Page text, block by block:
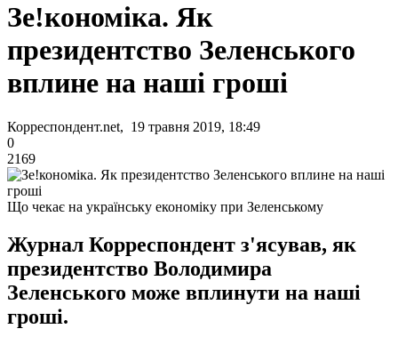
Зе!кономіка. Як
президентство Зеленського
вплине на наші гроші
Корреспондент.net, 19 травня 2019, 18:49
0
2169
Що чекає на українську економіку при Зеленському
Журнал Корреспондент з'ясував, як
президентство Володимира
Зеленського може вплинути на наші
гроші.